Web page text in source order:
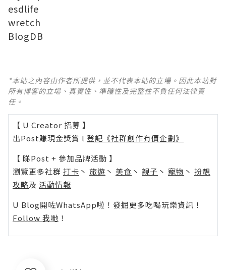
esdlife
wretch
BlogDB
*本站之內容由作者所提供，並不代表本站的立場。因此本站對
所有博客的立場、真實性、準確性及完整性不負任何法律責
任。
【 U Creator 招募 】
出Post賺現金獎賞 l 登記《社群創作有價企劃》
【 睇Post + 參加品牌活動 】
瀏覽更多社群 打卡 丶 旅遊 丶 美食 丶 親子 丶 寵物 丶 扮靚
攻略及 活動情報
U Blog開咗WhatsApp啦！發掘更多吃喝玩樂資訊！
Follow 我哋 ！